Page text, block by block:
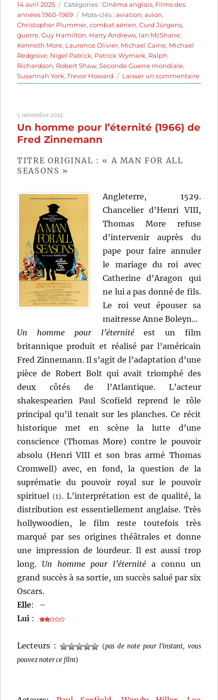
Publié
le
14 avril 2025 Catégories
Catégories :Cinéma anglais, Films des
années 1960-1969
Étiquettes
Mots-clés :aviation,avion,
Christopher Plummer,combat aérien,Curd Jürgens,
guerre,Guy Hamilton, Harry Andrews, Ian McShane,
Kenneth More, Laurence Olivier, Michael Caine, Michael
Redgrave, Nigel Patrick, Patrick Wymark, Ralph
Richardson, Robert Shaw,Seconde Guerre mondiale,
Susannah York,Trevor Howard Laisser un commentairesur
La
de
5 novembre 2021
Un homme pour l’éternité (1966) de
Fred Zinnemann
TITRE ORIGINAL : « A MAN FOR ALL
SEASONS »
Angleterre, 1529.
Chancelier d’Henri VIII,
Thomas More refuse
d’intervenir auprès du
pape pour faire annuler
le mariage du roi avec
Catherine d’Aragon qui
ne lui a pas donné de fils.
Le roi veut épouser sa
maitresse Anne Boleyn…
Un homme pour l’éternitéest un film
britannique produit et réalisé par l’américain
Fred Zinnemann. Il s’agit de l’adaptation d’une
pièce de Robert Bolt qui avait triomphé des
deux côtés de l’Atlantique. L’acteur
shakespearien Paul Scofield reprend le rôle
principal qu’il tenait sur les planches. Ce récit
historique met en scène la lutte d’une
conscience (Thomas More) contre le pouvoir
absolu (Henri VIII et son bras armé Thomas
Cromwell) avec, en fond, la question de la
suprématie du pouvoir royal sur le pouvoir
spirituel(1). L’interprétation est de qualité, la
distribution est essentiellement anglaise. Très
hollywoodien, le film reste toutefois très
marqué par ses origines théâtrales et donne
une impression de lourdeur. Il est aussi trop
long. Un homme pour l’éternitéa connu un
grand succès à sa sortie, un succès salué par six
Oscars.
Elle:
–
Lui :
Lecteurs : (pas de note pour l'instant, vous
pouvez noter ce film)